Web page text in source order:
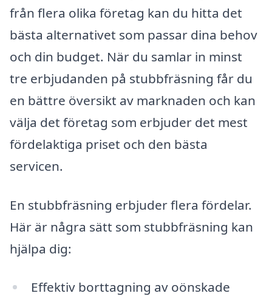
från flera olika företag kan du hitta det
bästa alternativet som passar dina behov
och din budget. När du samlar in minst
tre erbjudanden på stubbfräsning får du
en bättre översikt av marknaden och kan
välja det företag som erbjuder det mest
fördelaktiga priset och den bästa
servicen.
En stubbfräsning erbjuder flera fördelar.
Här är några sätt som stubbfräsning kan
hjälpa dig:
Effektiv borttagning av oönskade